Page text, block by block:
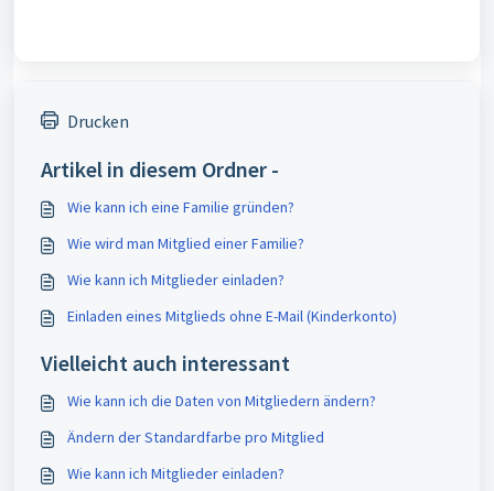
Drucken
Artikel in diesem Ordner -
Wie kann ich eine Familie gründen?
Wie wird man Mitglied einer Familie?
Wie kann ich Mitglieder einladen?
Einladen eines Mitglieds ohne E-Mail (Kinderkonto)
Vielleicht auch interessant
Wie kann ich die Daten von Mitgliedern ändern?
Ändern der Standardfarbe pro Mitglied
Wie kann ich Mitglieder einladen?